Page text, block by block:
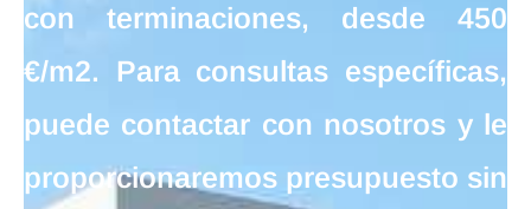
con terminaciones, desde 450
€/m2. Para consultas específicas,
puede contactar con nosotros y le
proporcionaremos presupuesto sin